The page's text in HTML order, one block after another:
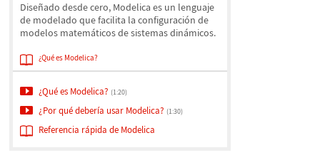
Diseñado desde cero, Modelica es un lenguaje
de modelado que facilita la configuración de
modelos matemáticos de sistemas dinámicos.
¿Qué es Modelica?
¿Qué es Modelica?(1:20)
¿Por qué debería usar Modelica?(1:30)
Referencia rápida de Modelica